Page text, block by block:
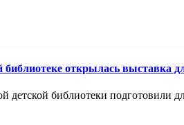
библиотеке открылась выставка
детской библиотеки подготовили